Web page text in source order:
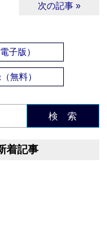
次の記事 »
子版）
無料）
検 索
着記事